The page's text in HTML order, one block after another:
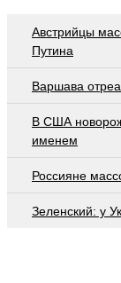
Австрийцы
Путина
Варшава
В США
именем
Россияне
Зеленский: у